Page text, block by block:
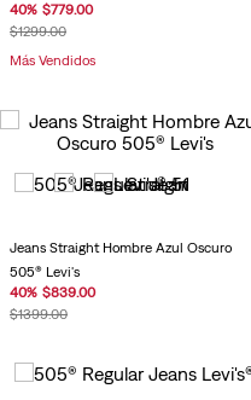
40% $779.00
$1299.00
Más Vendidos
Jeans Straight Hombre Azul Oscuro
505® Levi's
40% $839.00
$1399.00